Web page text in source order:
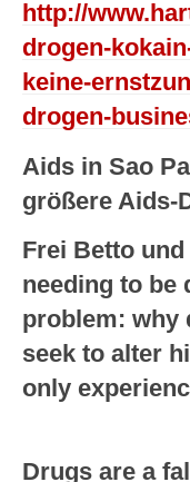
http://
drogen-
keine-
drogen-
Aids in Sao
größere Aids-
Frei Betto
needing to be
problem: why
seek to alter
only
Drugs are a